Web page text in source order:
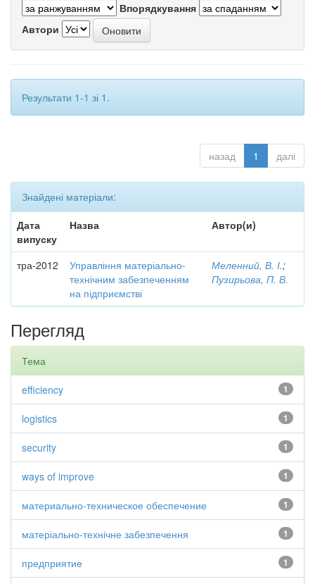
Впорядкування
Автори
Результати 1-1 зі 1.
назад 1 далі
Знайдені матеріали:
Дата
випуску
Назва Автор(и)
тра-2012
Управління матеріально-
технічним забезпеченням
на підприємстві
Меленний, В. І.;
Пузирьова, П. В.
Перегляд
Тема
1
efficiency
1
logistics
1
security
1
ways of improve
1
материально-техническое обеспечение
1
матеріально-технічне забезпечення
1
предприятие